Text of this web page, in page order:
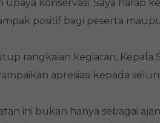
upaya konservasi. Saya harap
positif bagi peserta
rangkaian kegiatan, Kepala
apresiasi kepada
ini bukan hanya sebagai